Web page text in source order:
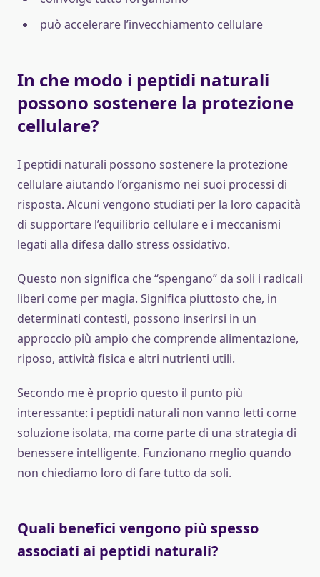
può accelerare l’invecchiamento cellulare
In che modo i peptidi naturali
possono sostenere la protezione
cellulare?
I peptidi naturali possono sostenere la protezione
cellulare aiutando l’organismo nei suoi processi di
risposta. Alcuni vengono studiati per la loro capacità
di supportare l’equilibrio cellulare e i meccanismi
legati alla difesa dallo stress ossidativo.
Questo non significa che “spengano” da soli i radicali
liberi come per magia. Significa piuttosto che, in
determinati contesti, possono inserirsi in un
approccio più ampio che comprende alimentazione,
riposo, attività fisica e altri nutrienti utili.
Secondo me è proprio questo il punto più
interessante: i peptidi naturali non vanno letti come
soluzione isolata, ma come parte di una strategia di
benessere intelligente. Funzionano meglio quando
non chiediamo loro di fare tutto da soli.
Quali benefici vengono più spesso
associati ai peptidi naturali?